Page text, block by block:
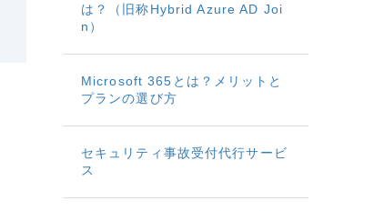
は？（旧称Hybrid Azure AD Joi
n）
Microsoft 365とは？メリットと
プランの選び方
セキュリティ事故受付代行サービ
ス